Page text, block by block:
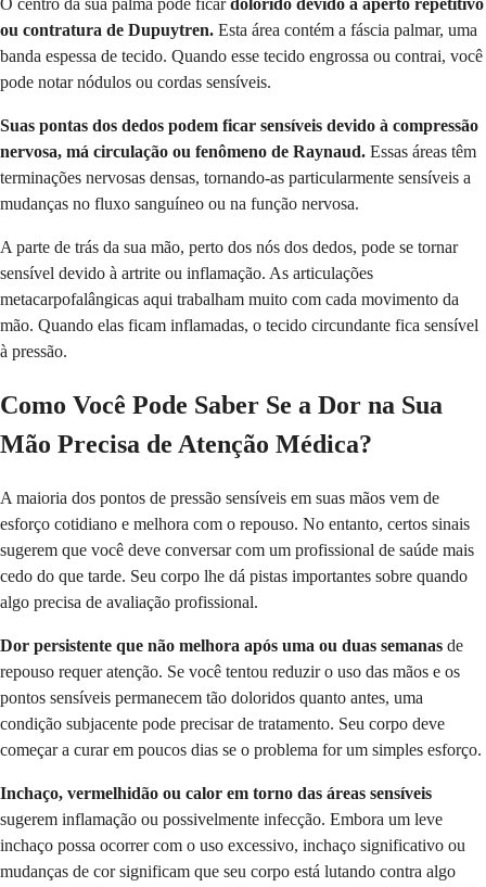
ou contratura de Dupuytren. Esta área contém a fáscia palmar, uma
banda espessa de tecido. Quando esse tecido engrossa ou contrai, você
pode notar nódulos ou cordas sensíveis.
Suas pontas dos dedos podem ficar sensíveis devido à compressão
nervosa, má circulação ou fenômeno de Raynaud. Essas áreas têm
terminações nervosas densas, tornando-as particularmente sensíveis a
mudanças no fluxo sanguíneo ou na função nervosa.
A parte de trás da sua mão, perto dos nós dos dedos, pode se tornar
sensível devido à artrite ou inflamação. As articulações
metacarpofalângicas aqui trabalham muito com cada movimento da
mão. Quando elas ficam inflamadas, o tecido circundante fica sensível
à pressão.
Como Você Pode Saber Se a Dor na Sua
Mão Precisa de Atenção Médica?
A maioria dos pontos de pressão sensíveis em suas mãos vem de
esforço cotidiano e melhora com o repouso. No entanto, certos sinais
sugerem que você deve conversar com um profissional de saúde mais
cedo do que tarde. Seu corpo lhe dá pistas importantes sobre quando
algo precisa de avaliação profissional.
Dor persistente que não melhora após uma ou duas semanas de
repouso requer atenção. Se você tentou reduzir o uso das mãos e os
pontos sensíveis permanecem tão doloridos quanto antes, uma
condição subjacente pode precisar de tratamento. Seu corpo deve
começar a curar em poucos dias se o problema for um simples esforço.
Inchaço, vermelhidão ou calor em torno das áreas sensíveis
sugerem inflamação ou possivelmente infecção. Embora um leve
inchaço possa ocorrer com o uso excessivo, inchaço significativo ou
mudanças de cor significam que seu corpo está lutando contra algo